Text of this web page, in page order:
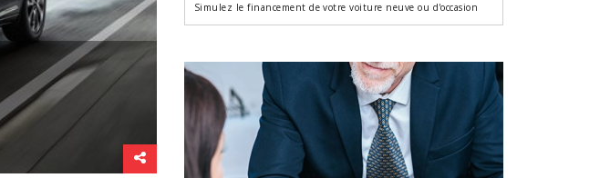
Simulez le financement de votre voiture neuve ou d'occasion